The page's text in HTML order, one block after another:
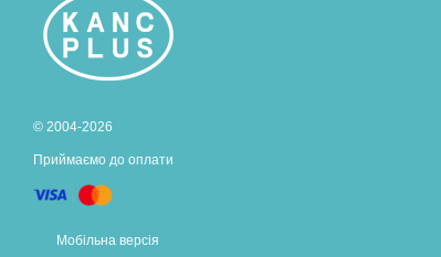
© 2004-2026
Приймаємо до оплати
Мобільна версія